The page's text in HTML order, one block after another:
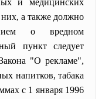
и медицинских
а также должно
о вредном
пункт следует
"О рекламе",
напитков, табака
с 1 января 1996